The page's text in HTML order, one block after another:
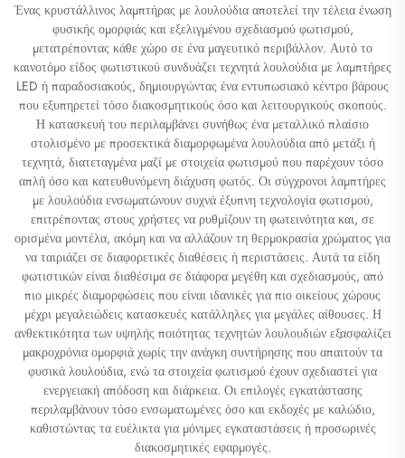
Ένας κρυστάλλινος λαμπτήρας με λουλούδια αποτελεί την τέλεια ένωση
φυσικής ομορφιάς και εξελιγμένου σχεδιασμού φωτισμού,
μετατρέποντας κάθε χώρο σε ένα μαγευτικό περιβάλλον. Αυτό το
καινοτόμο είδος φωτιστικού συνδυάζει τεχνητά λουλούδια με λαμπτήρες
LED ή παραδοσιακούς, δημιουργώντας ένα εντυπωσιακό κέντρο βάρους
που εξυπηρετεί τόσο διακοσμητικούς όσο και λειτουργικούς σκοπούς.
Η κατασκευή του περιλαμβάνει συνήθως ένα μεταλλικό πλαίσιο
στολισμένο με προσεκτικά διαμορφωμένα λουλούδια από μετάξι ή
τεχνητά, διατεταγμένα μαζί με στοιχεία φωτισμού που παρέχουν τόσο
απλή όσο και κατευθυνόμενη διάχυση φωτός. Οι σύγχρονοι λαμπτήρες
με λουλούδια ενσωματώνουν συχνά έξυπνη τεχνολογία φωτισμού,
επιτρέποντας στους χρήστες να ρυθμίζουν τη φωτεινότητα και, σε
ορισμένα μοντέλα, ακόμη και να αλλάζουν τη θερμοκρασία χρώματος για
να ταιριάζει σε διαφορετικές διαθέσεις ή περιστάσεις. Αυτά τα είδη
φωτιστικών είναι διαθέσιμα σε διάφορα μεγέθη και σχεδιασμούς, από
πιο μικρές διαμορφώσεις που είναι ιδανικές για πιο οικείους χώρους
μέχρι μεγαλειώδεις κατασκευές κατάλληλες για μεγάλες αίθουσες. Η
ανθεκτικότητα των υψηλής ποιότητας τεχνητών λουλουδιών εξασφαλίζει
μακροχρόνια ομορφιά χωρίς την ανάγκη συντήρησης που απαιτούν τα
φυσικά λουλούδια, ενώ τα στοιχεία φωτισμού έχουν σχεδιαστεί για
ενεργειακή απόδοση και διάρκεια. Οι επιλογές εγκατάστασης
περιλαμβάνουν τόσο ενσωματωμένες όσο και εκδοχές με καλώδιο,
καθιστώντας τα ευέλικτα για μόνιμες εγκαταστάσεις ή προσωρινές
διακοσμητικές εφαρμογές.